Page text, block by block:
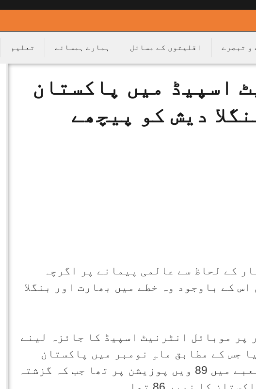
و تبصرے اقلیتوں کے مسائل ہمارے ہمسائے تعلیم
اسپیڈ میں پاکستان
دیش کو پیچھے
کے لحاظ سے عالمی پیمانے پر اگرچہ
کے باوجود وہ خطے میں بھارت اور بنگلا
پر موبائل انٹرنیٹ اسپیڈ کا جائزہ لینے
جس کے مطابق ماہِ نومبر میں پاکستان
موبائل انٹرنیٹ اسپیڈ کے شعبے میں 89 ویں پوزیشن پر تھا جب کہ گزشتہ